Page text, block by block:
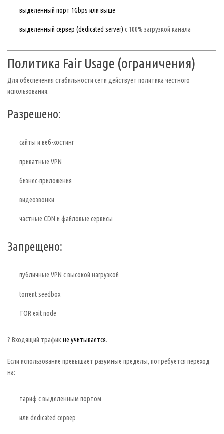
выделенный порт 1Gbps или выше
выделенный сервер (dedicated server) с 100% загрузкой канала
Политика Fair Usage (ограничения)
Для обеспечения стабильности сети действует политика честного
использования.
Разрешено:
сайты и веб-хостинг
приватные VPN
бизнес-приложения
видеозвонки
частные CDN и файловые сервисы
Запрещено:
публичные VPN с высокой нагрузкой
torrent seedbox
TOR exit node
? Входящий трафикне учитывается.
Если использование превышает разумные пределы, потребуется переход
на:
тариф с выделенным портом
или dedicated сервер